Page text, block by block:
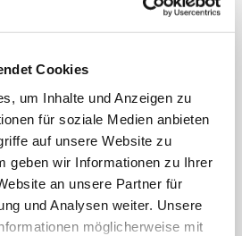
Cookies
um Inhalte und Anzeigen zu
für soziale Medien anbieten
auf unsere Website zu
geben wir Informationen zu Ihrer
an unsere Partner für
und Analysen weiter. Unsere
möglicherweise mit
Nachdruck
Ärzteblatt
1406
Praxis